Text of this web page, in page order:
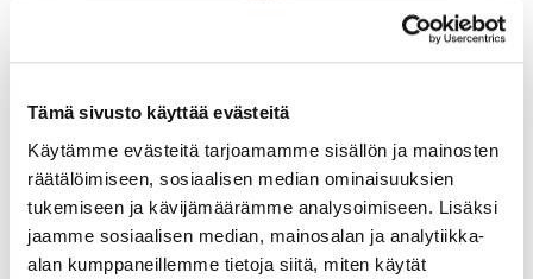
Tämä sivusto käyttää evästeitä
Käytämme evästeitä tarjoamamme sisällön ja mainosten
räätälöimiseen, sosiaalisen median ominaisuuksien
tukemiseen ja kävijämäärämme analysoimiseen. Lisäksi
jaamme sosiaalisen median, mainosalan ja analytiikka-
alan kumppaneillemme tietoja siitä, miten käytät
Otinlusikka, Musla, pituus 205mm, kaiverrettu, 813, Paino: 57,7 g
Johtava huuto:-
11.8.2026 19:23:30